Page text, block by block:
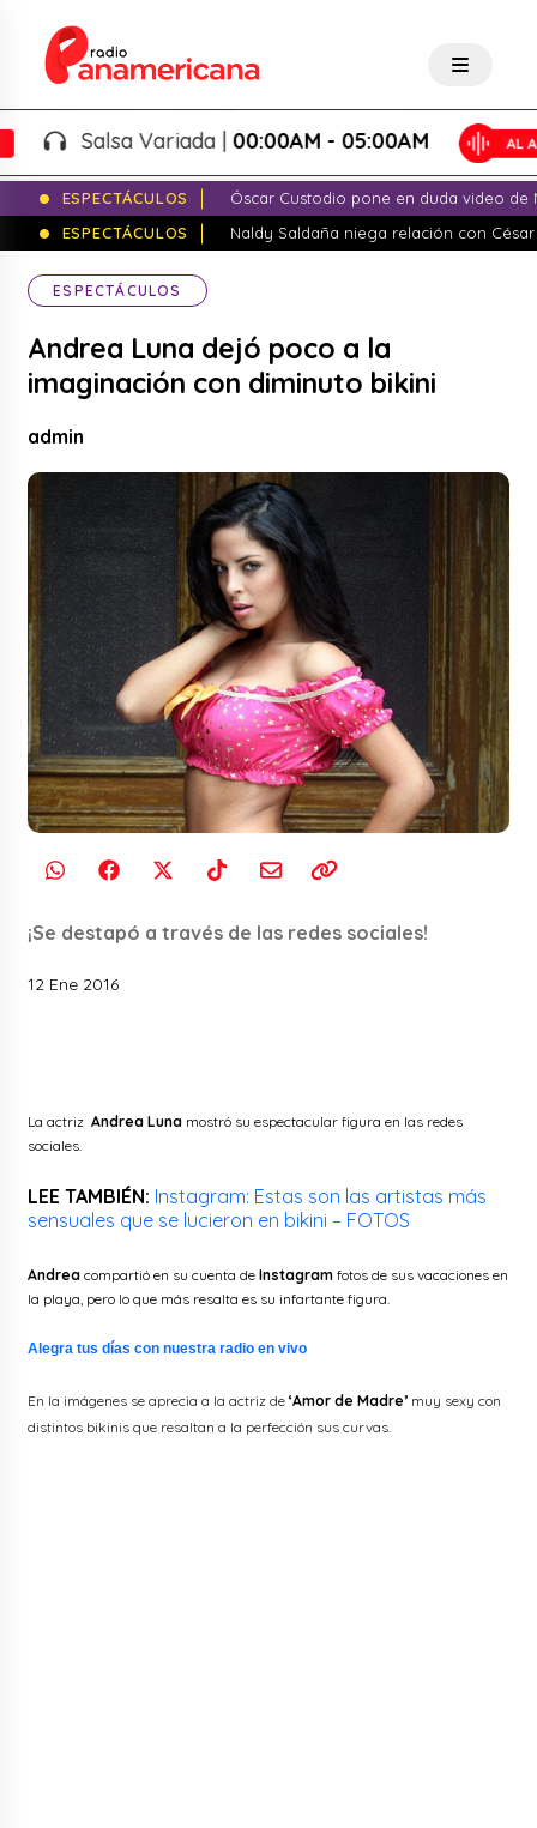
Salsa Variada |00:00AM - 05:00AM
ESPECTÁCULOS
Óscar Custodio pone en duda video de
ESPECTÁCULOS
Naldy Saldaña niega relación con
ESPECTÁCULOS
Andrea Luna dejó poco a la
imaginación con diminuto bikini
admin
¡Se destapó a través de las redes sociales!
12 Ene 2016
La actriz Andrea Luna mostró su espectacular figura en las redes
sociales.
LEE TAMBIÉN: Instagram: Estas son las artistas más
sensuales que se lucieron en bikini – FOTOS
Andrea compartió en su cuenta de Instagram fotos de sus vacaciones en
la playa, pero lo que más resalta es su infartante figura.
Alegra tus días con nuestra radio en vivo
En la imágenes se aprecia a la actriz de ‘Amor de Madre’ muy sexy con
distintos bikinis que resaltan a la perfección sus curvas.